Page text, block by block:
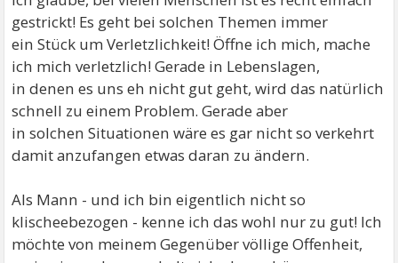
gestrickt! Es geht bei solchen Themen immer
ein Stück um Verletzlichkeit! Öffne ich mich, mache
ich mich verletzlich! Gerade in Lebenslagen,
in denen es uns eh nicht gut geht, wird das natürlich
schnell zu einem Problem. Gerade aber
in solchen Situationen wäre es gar nicht so verkehrt
damit anzufangen etwas daran zu ändern.
Als Mann - und ich bin eigentlich nicht so
klischeebezogen - kenne ich das wohl nur zu gut! Ich
möchte von meinem Gegenüber völlige Offenheit,